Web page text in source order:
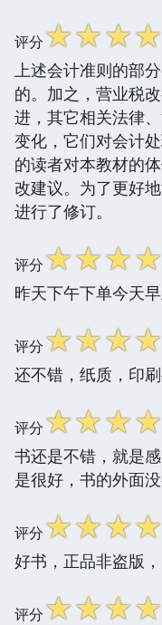
评分☆☆☆☆
上述会计准则的部
的。加之，营业税
进，其它相关法律
变化，它们对会计
的读者对本教材的
改建议。为了更好
进行了修订。
评分☆☆☆☆
昨天下午下单今天
评分☆☆☆☆
还不错，纸质，印刷
评分☆☆☆☆
书还是不错，就是
是很好，书的外面
评分☆☆☆☆
好书，正品非盗版
评分☆☆☆☆